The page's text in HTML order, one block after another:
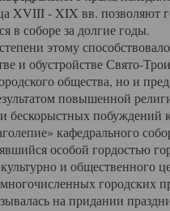
XVIII - XIX вв. позволяют
в соборе за долгие годы.
этому
и обустройстве Свято-
общества, но и
повышенной
бескорыстных побуждений
кафедрального
особой гордостью
и общественного
городских
на придании